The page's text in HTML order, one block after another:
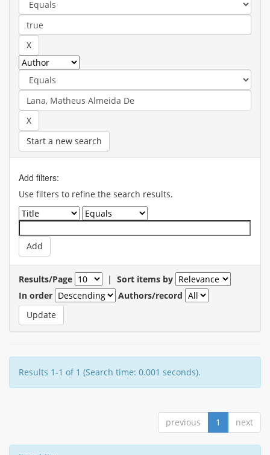
Start a new search
Add filters:
Use filters to refine the search results.
Results/Page | Sort items by
In order
Authors/record
Results 1-1 of 1 (Search time: 0.001 seconds).
previous 1 next